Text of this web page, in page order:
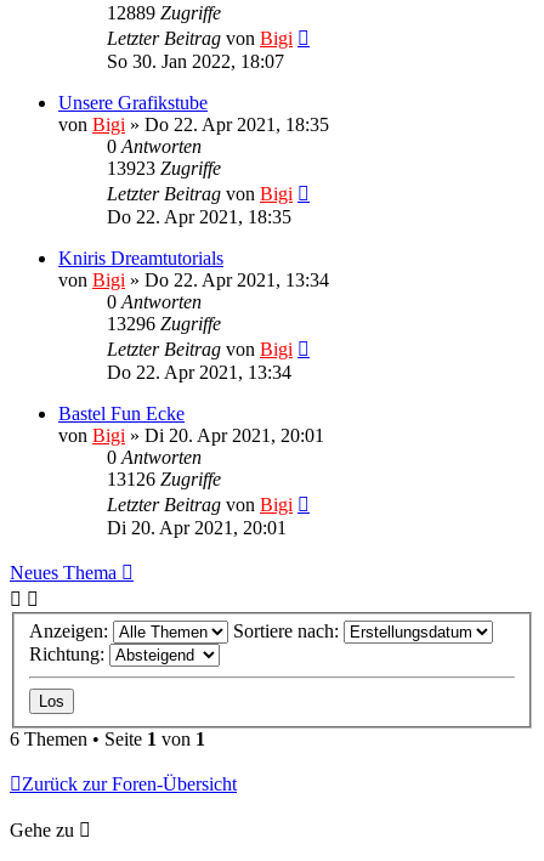
12889 Zugriffe
Letzter Beitrag von Bigi
So 30. Jan 2022, 18:07
Unsere Grafikstube
von Bigi » Do 22. Apr 2021, 18:35
0 Antworten
13923 Zugriffe
Letzter Beitrag von Bigi
Do 22. Apr 2021, 18:35
Kniris Dreamtutorials
von Bigi » Do 22. Apr 2021, 13:34
0 Antworten
13296 Zugriffe
Letzter Beitrag von Bigi
Do 22. Apr 2021, 13:34
Bastel Fun Ecke
von Bigi » Di 20. Apr 2021, 20:01
0 Antworten
13126 Zugriffe
Letzter Beitrag von Bigi
Di 20. Apr 2021, 20:01
Neues Thema
Anzeigen:
Sortiere nach:
Richtung:
6 Themen • Seite 1 von 1
Zurück zur Foren-Übersicht
Gehe zu